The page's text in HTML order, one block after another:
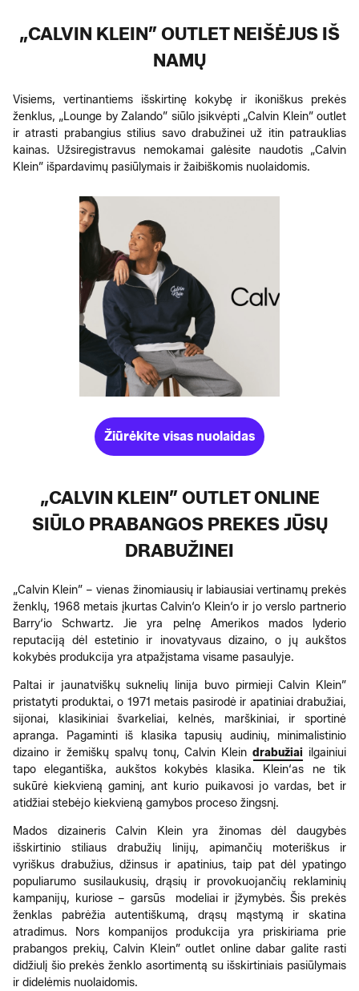
„CALVIN KLEIN” OUTLET NEIŠĖJUS IŠ
NAMŲ
Visiems, vertinantiems išskirtinę kokybę ir ikoniškus prekės
ženklus, „Lounge by Zalando” siūlo įsikvėpti „Calvin Klein” outlet
ir atrasti prabangius stilius savo drabužinei už itin patrauklias
kainas. Užsiregistravus nemokamai galėsite naudotis „Calvin
Klein” išpardavimų pasiūlymais ir žaibiškomis nuolaidomis.
Žiūrėkite visas nuolaidas
„CALVIN KLEIN” OUTLET ONLINE
SIŪLO PRABANGOS PREKES JŪSŲ
DRABUŽINEI
„Calvin Klein” – vienas žinomiausių ir labiausiai vertinamų prekės
ženklų, 1968 metais įkurtas Calvin‘o Klein‘o ir jo verslo partnerio
Barry‘io Schwartz. Jie yra pelnę Amerikos mados lyderio
reputaciją dėl estetinio ir inovatyvaus dizaino, o jų aukštos
kokybės produkcija yra atpažįstama visame pasaulyje.
Paltai ir jaunatviškų suknelių linija buvo pirmieji Calvin Klein”
pristatyti produktai, o 1971 metais pasirodė ir apatiniai drabužiai,
sijonai, klasikiniai švarkeliai, kelnės, marškiniai, ir sportinė
apranga. Pagaminti iš klasika tapusių audinių, minimalistinio
dizaino ir žemiškų spalvų tonų, Calvin Kleindrabužiai ilgainiui
tapo elegantiška, aukštos kokybės klasika. Klein‘as ne tik
sukūrė kiekvieną gaminį, ant kurio puikavosi jo vardas, bet ir
atidžiai stebėjo kiekvieną gamybos proceso žingsnį.
Mados dizaineris Calvin Klein yra žinomas dėl daugybės
išskirtinio stiliaus drabužių linijų, apimančių moteriškus ir
vyriškus drabužius, džinsus ir apatinius, taip pat dėl ypatingo
populiarumo susilaukusių, drąsių ir provokuojančių reklaminių
kampanijų, kuriose – garsūs modeliai ir įžymybės. Šis prekės
ženklas pabrėžia autentiškumą, drąsų mąstymą ir skatina
atradimus. Nors kompanijos produkcija yra priskiriama prie
prabangos prekių, Calvin Klein” outlet online dabar galite rasti
didžiulį šio prekės ženklo asortimentą su išskirtiniais pasiūlymais
ir didelėmis nuolaidomis.